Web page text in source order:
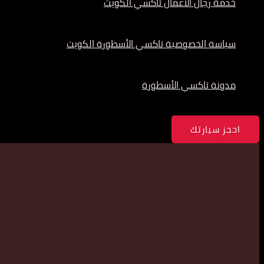
سياسة الخصوصية تاكسي الأسطورة الكويت
مدونة تاكسي الأسطورة
احجز سيارتك